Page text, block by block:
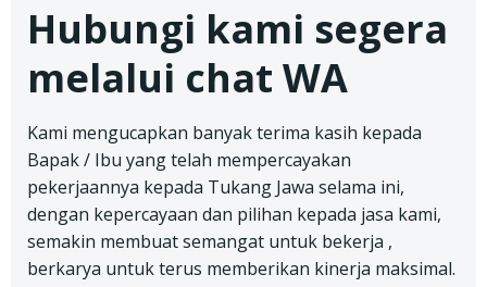
Hubungi kami segera
melalui chat WA
Kami mengucapkan banyak terima kasih kepada
Bapak / Ibu yang telah mempercayakan
pekerjaannya kepada Tukang Jawa selama ini,
dengan kepercayaan dan pilihan kepada jasa kami,
semakin membuat semangat untuk bekerja ,
berkarya untuk terus memberikan kinerja maksimal.